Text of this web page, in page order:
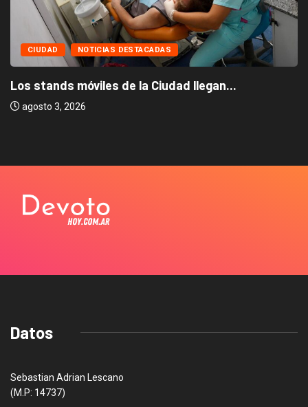
CIUDAD NOTICIAS DESTACADAS
Los stands móviles de la Ciudad llegan...
agosto 3, 2026
Datos
Sebastian Adrian Lescano
(M.P: 14737)